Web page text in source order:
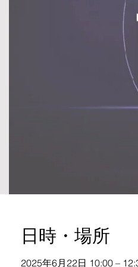
日時・場所
2025年6月22日 10:00 –